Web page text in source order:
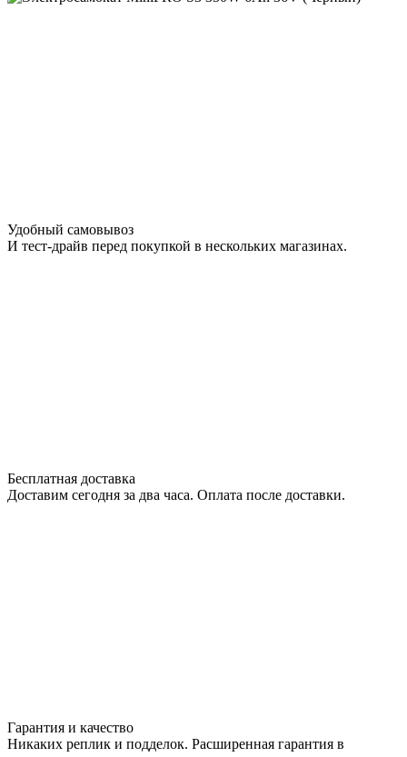
Удобный самовывоз
И тест-драйв перед покупкой в нескольких магазинах.
Бесплатная доставка
Доставим сегодня за два часа. Оплата после доставки.
Гарантия и качество
Никаких реплик и подделок. Расширенная гарантия в